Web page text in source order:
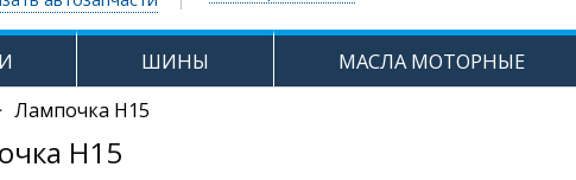
ШИНЫ МАСЛА МОТОРНЫЕ
Лампочка H15
H15